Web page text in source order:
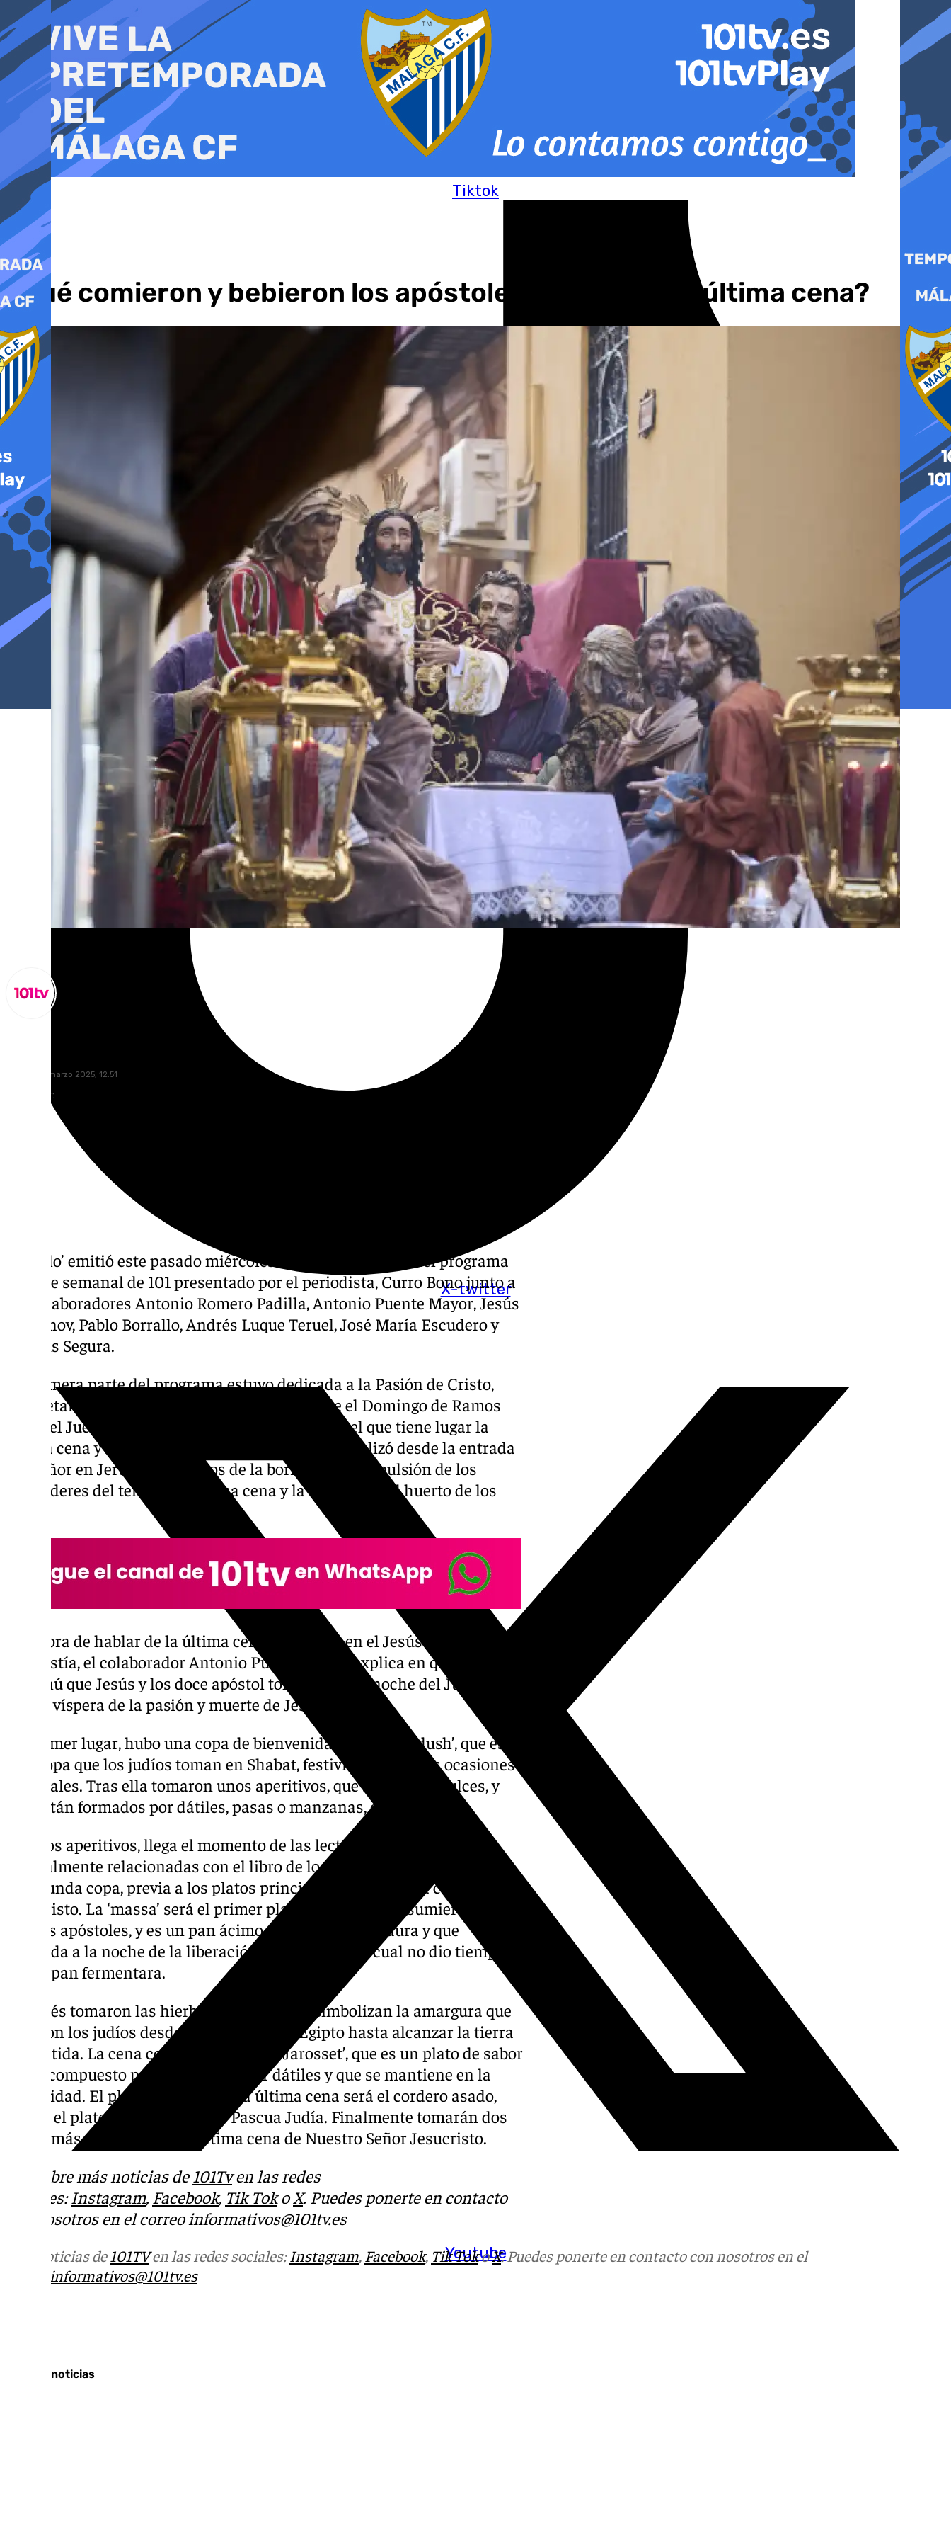
al
contenido
Tiktok
X-twitter
Youtube
¿Qué comieron y bebieron los apóstoles y Jesús en la última cena?
viernes, 21 marzo 2025, 12:51
Compartir:
Al Cielo’ emitió este pasado miércoles una nueva entrega del programa
cofrade semanal de 101 presentado por el periodista, Curro Bono junto a
los colaboradores Antonio Romero Padilla, Antonio Puente Mayor, Jesús
Romanov, Pablo Borrallo, Andrés Luque Teruel, José María Escudero y
Francis Segura.
La primera parte del programa estuvo dedicada a la Pasión de Cristo,
concretamente al periodo que transcurre desde el Domingo de Ramos
hasta el Jueves Santo por la noche; momento en el que tiene lugar la
última cena y la institución de la eucaristía. Se analizó desde la entrada
del Señor en Jerusalén a lomos de la borriquita, la expulsión de los
mercaderes del templo, la última cena y la oración en el huerto de los
A la hora de hablar de la última cena, momento en el Jesús instituye la
eucaristía, el colaborador Antonio Puente Mayor explica en que consistió
el menú que Jesús y los doce apóstol tomaron en la noche del Jueves
Santo, víspera de la pasión y muerte de Jesucristo.
En primer lugar, hubo una copa de bienvenida llamada ‘Kidush’, que es
una copa que los judíos toman en Shabat, festividades y otras ocasiones
especiales. Tras ella tomaron unos aperitivos, que suelen ser dulces, y
que están formados por dátiles, pasas o manzanas, entre otros.
Tras los aperitivos, llega el momento de las lecturas y las oraciones,
normalmente relacionadas con el libro de los salmos y que dará paso a
la segunda copa, previa a los platos principales de la última cena de
Jesucristo. La ‘massa’ será el primer plato fuerte que consumieron Jesús
con los apóstoles, y es un pan ácimo, es decir, sin levadura y que
recuerda a la noche de la liberación de Egipto, en la cual no dio tiempo
que el pan fermentara.
Después tomaron las hierbas amargas, que simbolizan la amargura que
pasaron los judíos desde la liberación de Egipto hasta alcanzar la tierra
prometida. La cena continuaría con el ‘Jarosset’, que es un plato de sabor
dulce compuesto principalmente por dátiles y que se mantiene en la
actualidad. El plato principal de la última cena será el cordero asado,
que es el plato tradicional de la Pascua Judía. Finalmente tomarán dos
copas más que cerraran la última cena de Nuestro Señor Jesucristo.
Descubre más noticias de 101Tven las redes
sociales: Instagram, Facebook, Tik Toko X. Puedes ponerte en contacto
con nosotros en el correo informativos@101tv.es
Más noticias de 101TVen las redes sociales: Instagram, Facebook, Tik TokoX. Puedes ponerte en contacto con nosotros en el
informativos@101tv.es
Últimas noticias